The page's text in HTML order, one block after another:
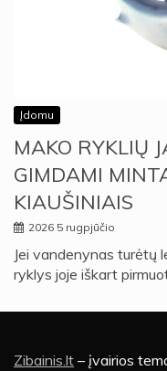
Įdomu
MAKO RYKLIŲ
GIMDAMI
KIAUŠINIAIS
2026 5 rugpjūčio
Jei vandenynas turėtų
ryklys joje iškart
Zibainis.lt – įvairios